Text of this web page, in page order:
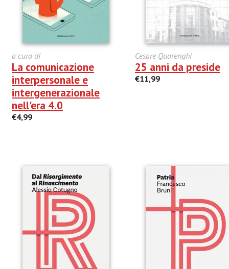
a cura di
La comunicazione
interpersonale e
intergenerazionale
nell'era 4.0
€4,99
Cesare Quarenghi
25 anni da preside
€11,99